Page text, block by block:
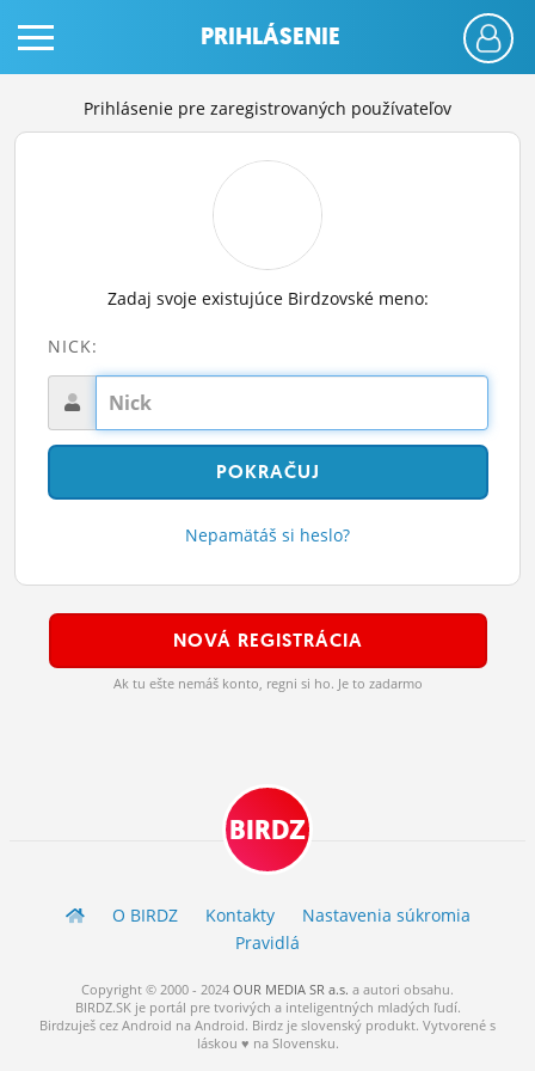
ČINŽIAK
FÓRUM
STATUSY
MÔJ PROFIL
NASTAVENIA
PRIHLÁSENIE
Prihlásenie pre zaregistrovaných používateľov
Zadaj svoje existujúce Birdzovské meno:
NICK:
Nepamätáš si heslo?
NOVÁ REGISTRÁCIA
Ak tu ešte nemáš konto, regni si ho. Je to zadarmo
BIRDZ
O BIRDZ Kontakty
Nastavenia súkromia
Pravidlá
Copyright © 2000 - 2024 OUR MEDIA SR a.s. a autori obsahu.
BIRDZ.SK je portál pre tvorivých a inteligentných mladých ľudí.
Birdzuješ cez Android na Android. Birdz je slovenský produkt. Vytvorené s
láskou ♥ na Slovensku.